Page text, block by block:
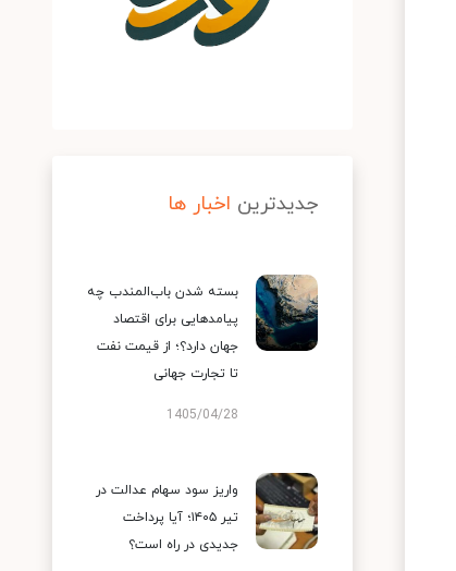
جدیدترین اخبار ها
بسته شدن باب‌المندب چه
پیامدهایی برای اقتصاد
جهان دارد؟؛ از قیمت نفت
تا تجارت جهانی
1405/04/28
واریز سود سهام عدالت در
تیر ۱۴۰۵؛ آیا پرداخت
جدیدی در راه است؟